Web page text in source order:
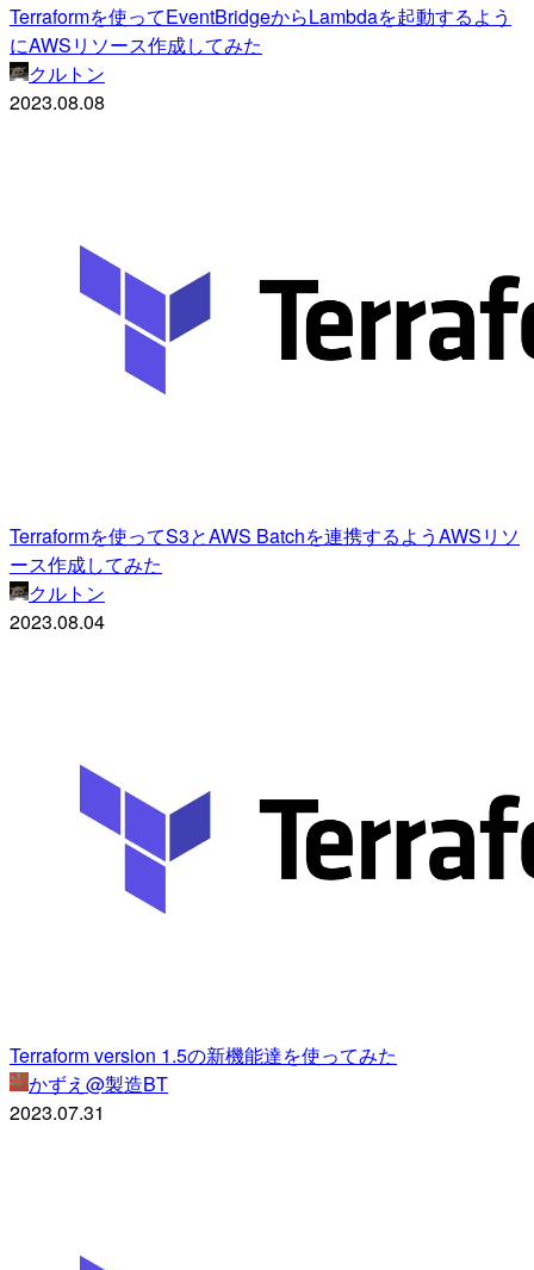
Terraformを使ってEventBridgeからLambdaを起動するよう
にAWSリソース作成してみた
クルトン
2023.08.08
Terraformを使ってS3とAWS Batchを連携するようAWSリソ
ース作成してみた
クルトン
2023.08.04
Terraform version 1.5の新機能達を使ってみた
かずえ@製造BT
2023.07.31